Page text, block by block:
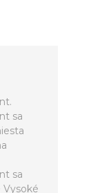
sa
sa